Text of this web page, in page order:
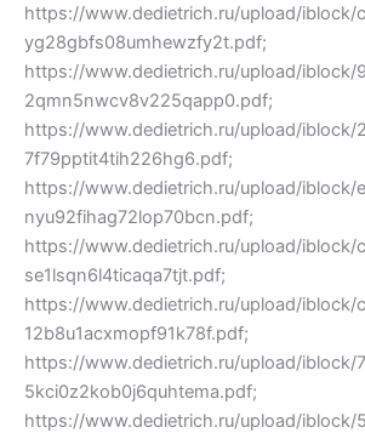
https://www.dedietrich.ru/upload/
yg28gbfs08umhewzfy2t.pdf;
https://www.dedietrich.ru/upload/iblock/
2qmn5nwcv8v225qapp0.pdf;
https://www.dedietrich.ru/upload/iblock/
7f79pptit4tih226hg6.pdf;
https://www.dedietrich.ru/upload/iblock/
nyu92fihag72lop70bcn.pdf;
https://www.dedietrich.ru/upload/iblock/
se1lsqn6l4ticaqa7tjt.pdf;
https://www.dedietrich.ru/upload/iblock/
12b8u1acxmopf91k78f.pdf;
https://www.dedietrich.ru/upload/iblock/
5kci0z2kob0j6quhtema.pdf;
https://www.dedietrich.ru/upload/iblock/